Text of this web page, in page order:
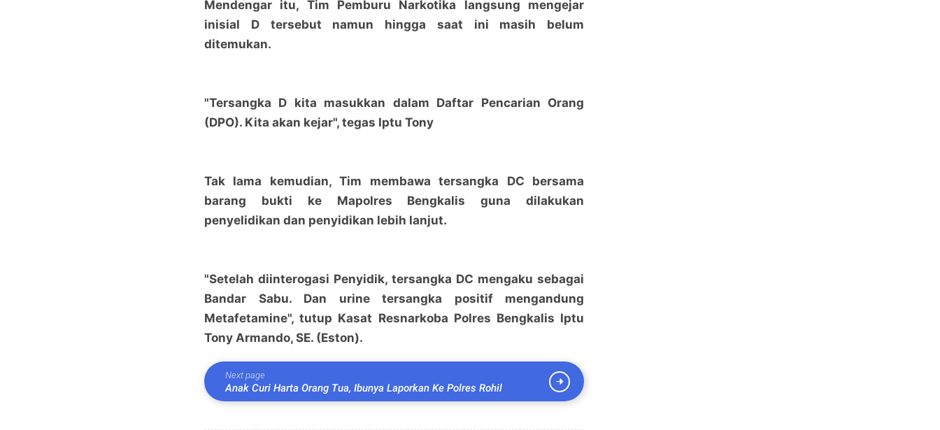
Mendengar itu, Tim Pemburu Narkotika langsung mengejar
inisial D tersebut namun hingga saat ini masih belum
ditemukan.
"Tersangka D kita masukkan dalam Daftar Pencarian Orang
(DPO). Kita akan kejar", tegas Iptu Tony
Tak lama kemudian, Tim membawa tersangka DC bersama
barang bukti ke Mapolres Bengkalis guna dilakukan
penyelidikan dan penyidikan lebih lanjut.
"Setelah diinterogasi Penyidik, tersangka DC mengaku sebagai
Bandar Sabu. Dan urine tersangka positif mengandung
Metafetamine", tutup Kasat Resnarkoba Polres Bengkalis Iptu
Tony Armando, SE. (Eston).
Next page
Anak Curi Harta Orang Tua, Ibunya Laporkan Ke Polres Rohil